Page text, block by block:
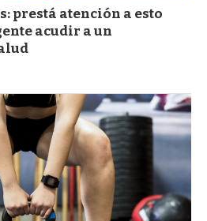
prestá atención a esto
acudir a un